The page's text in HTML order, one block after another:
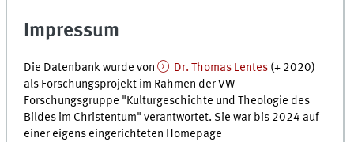
Impressum
Die Datenbank wurde von Dr. Thomas Lentes (+ 2020)
als Forschungsprojekt im Rahmen der VW-
Forschungsgruppe "Kulturgeschichte und Theologie des
Bildes im Christentum" verantwortet. Sie war bis 2024 auf
einer eigens eingerichteten Homepage